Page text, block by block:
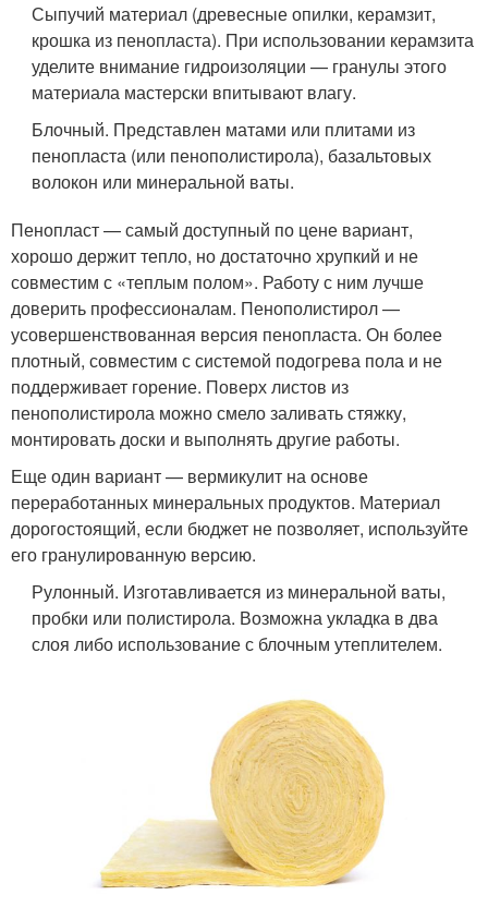
Сыпучий материал (древесные опилки, керамзит,
крошка из пенопласта). При использовании керамзита
уделите внимание гидроизоляции — гранулы этого
материала мастерски впитывают влагу.
Блочный. Представлен матами или плитами из
пенопласта (или пенополистирола), базальтовых
волокон или минеральной ваты.
Пенопласт — самый доступный по цене вариант,
хорошо держит тепло, но достаточно хрупкий и не
совместим с «теплым полом». Работу с ним лучше
доверить профессионалам. Пенополистирол —
усовершенствованная версия пенопласта. Он более
плотный, совместим с системой подогрева пола и не
поддерживает горение. Поверх листов из
пенополистирола можно смело заливать стяжку,
монтировать доски и выполнять другие работы.
Еще один вариант — вермикулит на основе
переработанных минеральных продуктов. Материал
дорогостоящий, если бюджет не позволяет, используйте
его гранулированную версию.
Рулонный. Изготавливается из минеральной ваты,
пробки или полистирола. Возможна укладка в два
слоя либо использование с блочным утеплителем.